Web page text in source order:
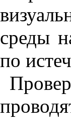
среды
по